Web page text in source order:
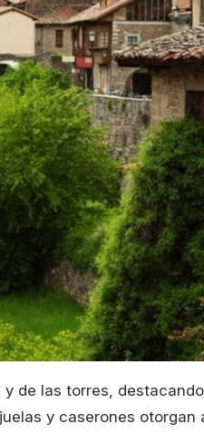
de las torres,
y caserones otorgan